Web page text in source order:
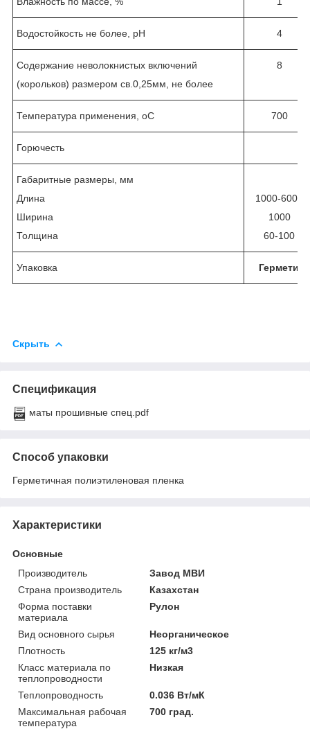
Водостойкость не более, рН 4
Содержание неволокнистых включений
(корольков) размером св.0,25мм, не более
8
Температура применения, оС 700
Горючесть
Габаритные размеры, мм
Длина
Ширина
Толщина
1000-6000
1000
60-100
Упаковка
Скрыть
Спецификация
маты прошивные спец.pdf
Способ упаковки
Герметичная полиэтиленовая пленка
Характеристики
Основные
Производитель
Завод МВИ
Страна производитель
Казахстан
Форма поставки
материала
Рулон
Вид основного сырья
Неорганическое
Плотность
125 кг/м3
Класс материала по
теплопроводности
Низкая
Теплопроводность
0.036 Вт/мК
Максимальная рабочая
температура
700 град.